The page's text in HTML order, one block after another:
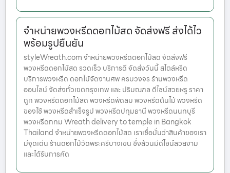
จำหน่ายพวงหรีดดอกไม้สด จัดส่งฟรี ส่งได้ไว
พร้อมรูปยืนยัน
styleWreath.com จำหน่ายพวงหรีดดอกไม้สด จัดส่งฟรี
พวงหรีดดอกไม้สด รวดเร็ว บริการดี จัดส่งวันนี้ สไตล์หรีด
บริการพวงหรีด ดอกไม้จัดงานศพ ครบวงจร ร้านพวงหรีด
ออนไลน์ จัดส่งทั่วเขตกรุงเทพ และ ปริมณฑล ดีไซน์สวยหรู ราคา
ถูก พวงหรีดดอกไม้สด พวงหรีดพัดลม พวงหรีดต้นไม้ พวงหรีด
ของใช้ พวงหรีดสำเร็จรูป พวงหรีดปทุมธานี พวงหรีดนนทบุรี
พวงหรีดกทม Wreath delivery to temple in Bangkok
Thailand จำหน่ายพวงหรีดดอกไม้สด เราเชื่อมั่นว่าสินค้าของเรา
มีจุดเด่น ร้านดอกไม้วัดพระศรีบางเขน ซึ่งล้วนมีดีไซน์สวยงาม
และได้รับการคัด